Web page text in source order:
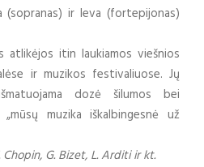
ir Ieva (fortepijonas)
atlikėjos itin laukiamos viešnios
ir muzikos festivaliuose. Jų
dozė šilumos bei
muzika iškalbingesnė už
Chopin, G. Bizet, L. Arditi ir kt.